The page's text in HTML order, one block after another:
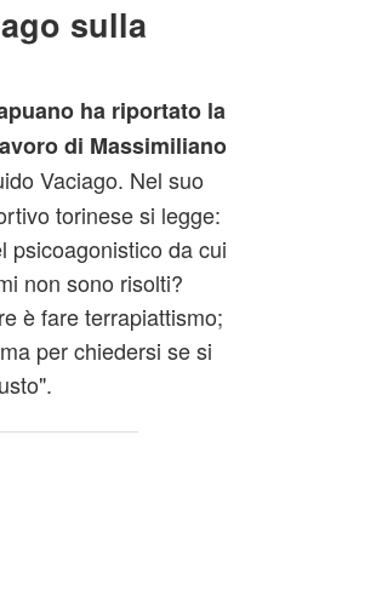
sulla
ha riportato la
di Massimiliano
Vaciago. Nel suo
torinese si legge:
da cui
non sono risolti?
è fare terrapiattismo;
per chiedersi se si